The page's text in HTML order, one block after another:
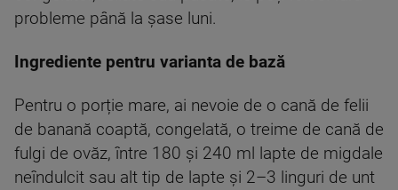
probleme până la șase luni.
Ingrediente pentru varianta de bază
Pentru o porție mare, ai nevoie de o cană de felii
de banană coaptă, congelată, o treime de cană de
fulgi de ovăz, între 180 și 240 ml lapte de migdale
neîndulcit sau alt tip de lapte și 2–3 linguri de unt